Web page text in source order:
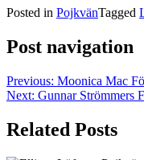
Posted in PojkvänTagged
Post navigation
Previous: Moonica Mac
Next: Gunnar Strömmers
Related Posts